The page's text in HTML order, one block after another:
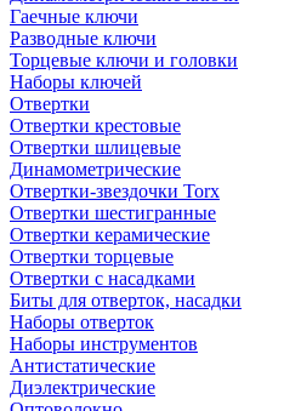
Гаечные ключи
Разводные ключи
Торцевые ключи и головки
Наборы ключей
Отвертки
Отвертки крестовые
Отвертки шлицевые
Динамометрические
Отвертки-звездочки Torx
Отвертки шестигранные
Отвертки керамические
Отвертки торцевые
Отвертки с насадками
Биты для отверток, насадки
Наборы отверток
Наборы инструментов
Антистатические
Диэлектрические